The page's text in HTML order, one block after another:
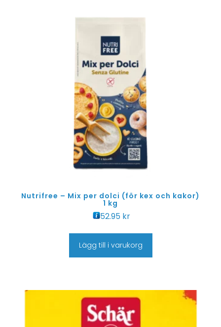
Nutrifree – Mix per dolci (för kex och kakor)
1 kg
52.95 kr
Lägg till i varukorg